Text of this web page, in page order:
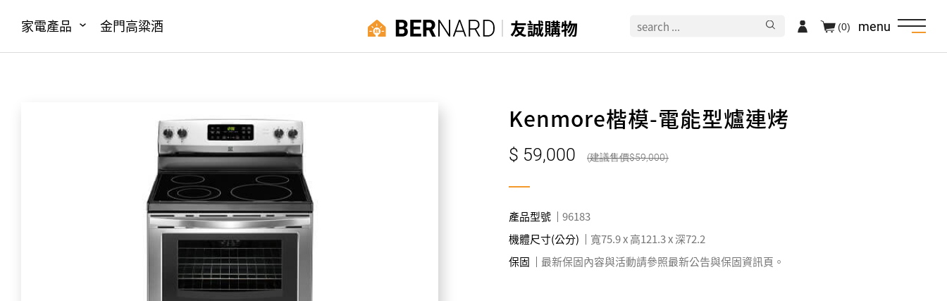
家電產品 金門高粱酒 友誠購物 menu
(0)
Kenmore楷模-電能型爐連烤
59,000 59,000
產品型號
96183
機體尺寸(公分)
寬75.9 x 高121.3 x 深72.2
保固
最新保固內容與活動請參照最新公告與保固資訊頁。